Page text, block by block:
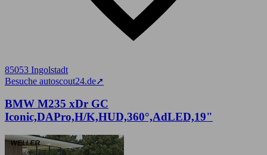
85053 Ingolstadt
Besuche autoscout24.de➚
BMW M235 xDr GC
Iconic,DAPro,H/K,HUD,360°,AdLED,19"